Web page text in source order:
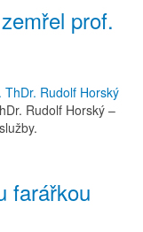
prof.
Rudolf Horský –
farářkou